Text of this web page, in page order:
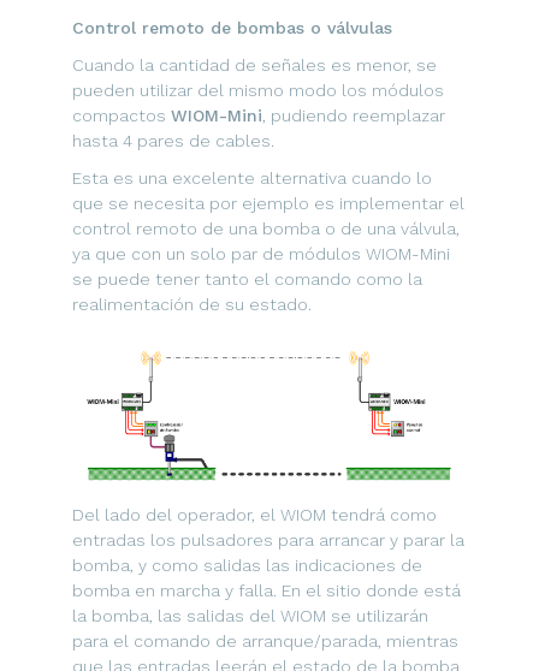
Control remoto de bombas o válvulas
Cuando la cantidad de señales es menor, se
pueden utilizar del mismo modo los módulos
compactos WIOM-Mini , pudiendo reemplazar
hasta 4 pares de cables.
Esta es una excelente alternativa cuando lo
que se necesita por ejemplo es implementar el
control remoto de una bomba o de una válvula,
ya que con un solo par de módulos WIOM-Mini
se puede tener tanto el comando como la
realimentación de su estado.
Del lado del operador, el WIOM tendrá como
entradas los pulsadores para arrancar y parar la
bomba, y como salidas las indicaciones de
bomba en marcha y falla. En el sitio donde está
la bomba, las salidas del WIOM se utilizarán
para el comando de arranque/parada, mientras
que las entradas leerán el estado de la bomba